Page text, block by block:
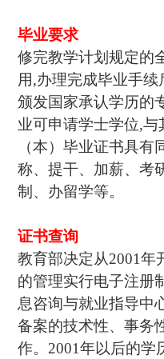
毕业要求
修完教学计划规定的
用,办理完成毕业手
颁发国家承认学历的
业可申请学士学位,
（本）毕业证书具
称、提干、加薪、考
制、办留学等。
证书查询
教育部决定从2001年
的管理实行电子注册
息咨询与就业指导中
备案的技术性、事务
作。2001年以后的学